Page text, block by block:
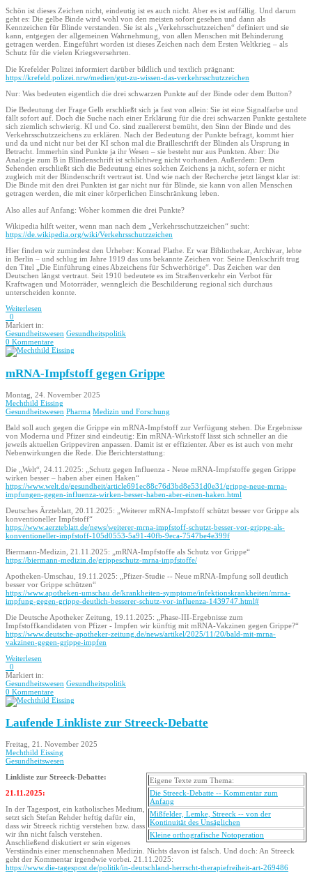
Schön ist dieses Zeichen nicht, eindeutig ist es auch nicht. Aber es ist auffällig. Und darum
geht es: Die gelbe Binde wird wohl von den meisten sofort gesehen und dann als
Kennzeichen für Blinde verstanden. Sie ist als „Verkehrsschutzzeichen“ definiert und sie
kann, entgegen der allgemeinen Wahrnehmung, von allen Menschen mit Behinderung
getragen werden. Eingeführt worden ist dieses Zeichen nach dem Ersten Weltkrieg – als
Schutz für die vielen Kriegsversehrten.
Die Krefelder Polizei informiert darüber bildlich und textlich prägnant:
https://krefeld.polizei.nrw/medien/gut-zu-wissen-das-verkehrsschutzzeichen
Nur: Was bedeuten eigentlich die drei schwarzen Punkte auf der Binde oder dem Button?
Die Bedeutung der Frage Gelb erschließt sich ja fast von allein: Sie ist eine Signalfarbe und
fällt sofort auf. Doch die Suche nach einer Erklärung für die drei schwarzen Punkte gestaltete
sich ziemlich schwierig. KI und Co. sind zuallererst bemüht, den Sinn der Binde und des
Verkehrsschutzzeichens zu erklären. Nach der Bedeutung der Punkte befragt, kommt hier
und da und nicht nur bei der KI schon mal die Brailleschrift der Blinden als Ursprung in
Betracht. Immerhin sind Punkte ja ihr Wesen – sie besteht nur aus Punkten. Aber: Die
Analogie zum B in Blindenschrift ist schlichtweg nicht vorhanden. Außerdem: Dem
Sehenden erschließt sich die Bedeutung eines solchen Zeichens ja nicht, sofern er nicht
zugleich mit der Blindenschrift vertraut ist. Und wie nach der Recherche jetzt längst klar ist:
Die Binde mit den drei Punkten ist gar nicht nur für Blinde, sie kann von allen Menschen
getragen werden, die mit einer körperlichen Einschränkung leben.
Also alles auf Anfang: Woher kommen die drei Punkte?
Wikipedia hilft weiter, wenn man nach dem „Verkehrsschutzzeichen“ sucht:
https://de.wikipedia.org/wiki/Verkehrsschutzzeichen
Hier finden wir zumindest den Urheber: Konrad Plathe. Er war Bibliothekar, Archivar, lebte
in Berlin – und schlug im Jahre 1919 das uns bekannte Zeichen vor. Seine Denkschrift trug
den Titel „Die Einführung eines Abzeichens für Schwerhörige“. Das Zeichen war den
Deutschen längst vertraut. Seit 1910 bedeutete es im Straßenverkehr ein Verbot für
Kraftwagen und Motorräder, wenngleich die Beschilderung regional sich durchaus
unterscheiden konnte.
Weiterlesen
0
Markiert in:
Gesundheitswesen Gesundheitspolitik
0 Kommentare
mRNA-Impfstoff gegen Grippe
Montag, 24. November 2025
Mechthild Eissing
Gesundheitswesen Pharma Medizin und Forschung
Bald soll auch gegen die Grippe ein mRNA-Impfstoff zur Verfügung stehen. Die Ergebnisse
von Moderna und Pfizer sind eindeutig: Ein mRNA-Wirkstoff lässt sich schneller an die
jeweils aktuellen Grippeviren anpassen. Damit ist er effizienter. Aber es ist auch von mehr
Nebenwirkungen die Rede. Die Berichterstattung:
Die „Welt“, 24.11.2025: „Schutz gegen Influenza - Neue mRNA-Impfstoffe gegen Grippe
wirken besser – haben aber einen Haken“
https://www.welt.de/gesundheit/article691ec88c76d3bd8e531d0e31/grippe-neue-mrna-
impfungen-gegen-influenza-wirken-besser-haben-aber-einen-haken.html
Deutsches Ärzteblatt, 20.11.2025: „Weiterer mRNA-Impfstoff schützt besser vor Grippe als
konventioneller Impfstoff“
https://www.aerzteblatt.de/news/weiterer-mrna-impfstoff-schutzt-besser-vor-grippe-als-
konventioneller-impfstoff-105d0553-5a91-40fb-9eca-7547be4e399f
Biermann-Medizin, 21.11.2025: „mRNA-Impfstoffe als Schutz vor Grippe“
https://biermann-medizin.de/grippeschutz-mrna-impfstoffe/
Apotheken-Umschau, 19.11.2025: „Pfizer-Studie -- Neue mRNA-Impfung soll deutlich
besser vor Grippe schützen“
https://www.apotheken-umschau.de/krankheiten-symptome/infektionskrankheiten/mrna-
impfung-gegen-grippe-deutlich-besserer-schutz-vor-influenza-1439747.html#
Die Deutsche Apotheker Zeitung, 19.11.2025: „Phase-III-Ergebnisse zum
Impfstoffkandidaten von Pfizer - Impfen wir künftig mit mRNA-Vakzinen gegen Grippe?“
https://www.deutsche-apotheker-zeitung.de/news/artikel/2025/11/20/bald-mit-mrna-
vakzinen-gegen-grippe-impfen
Weiterlesen
0
Markiert in:
Gesundheitswesen Gesundheitspolitik
0 Kommentare
Laufende Linkliste zur Streeck-Debatte
Freitag, 21. November 2025
Mechthild Eissing
Gesundheitswesen
Eigene Texte zum Thema:
Die Streeck-Debatte -- Kommentar zum
Anfang
Mißfelder, Lemke, Streeck -- von der
Kontinuität des Unsäglichen
Kleine orthografische Notoperation
Linkliste zur Streeck-Debatte:
21.11.2025:
In der Tagespost, ein katholisches Medium,
setzt sich Stefan Rehder heftig dafür ein,
dass wir Streeck richtig verstehen bzw. dass
wir ihn nicht falsch verstehen.
Anschließend diskutiert er sein eigenes
Verständnis einer menschennahen Medizin. Nichts davon ist falsch. Und doch: An Streeck
geht der Kommentar irgendwie vorbei. 21.11.2025:
https://www.die-tagespost.de/politik/in-deutschland-herrscht-therapiefreiheit-art-269486